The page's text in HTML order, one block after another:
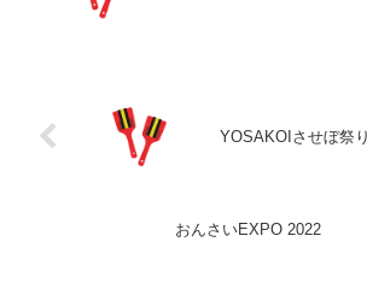
YOSAKOIさせぼ祭
おんさいEXPO 2022